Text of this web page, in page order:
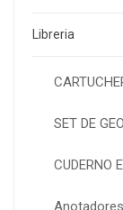
Libreria
SET DE
CUDERNO
Anotadores